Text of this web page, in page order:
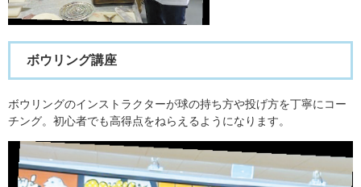
ボウリング講座
ボウリングのインストラクターが球の持ち方や投げ方を丁寧にコー
チング。初心者でも高得点をねらえるようになります。